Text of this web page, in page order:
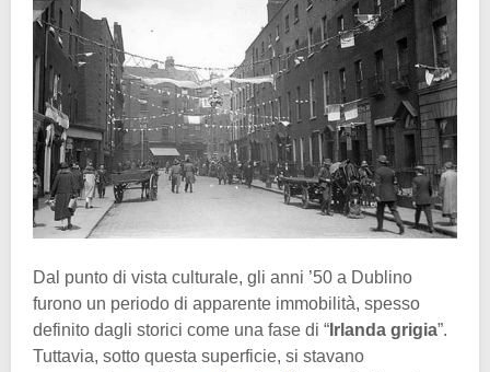
Dal punto di vista culturale, gli anni ’50 a Dublino
furono un periodo di apparente immobilità, spesso
definito dagli storici come una fase di “ Irlanda grigia”.
Tuttavia, sotto questa superficie, si stavano